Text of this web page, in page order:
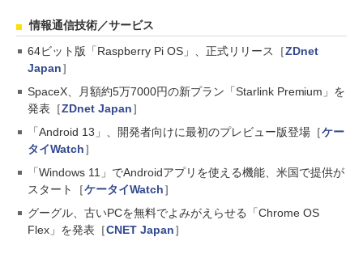
情報通信技術／サービス
64ビット版「Raspberry Pi OS」、正式リリース［ZDnet
Japan］
SpaceX、月額約5万7000円の新プラン「Starlink Premium」を
発表［ZDnet Japan］
「Android 13」、開発者向けに最初のプレビュー版登場［ケー
タイWatch］
「Windows 11」でAndroidアプリを使える機能、米国で提供が
スタート［ケータイWatch］
グーグル、古いPCを無料でよみがえらせる「Chrome OS
Flex」を発表［CNET Japan］